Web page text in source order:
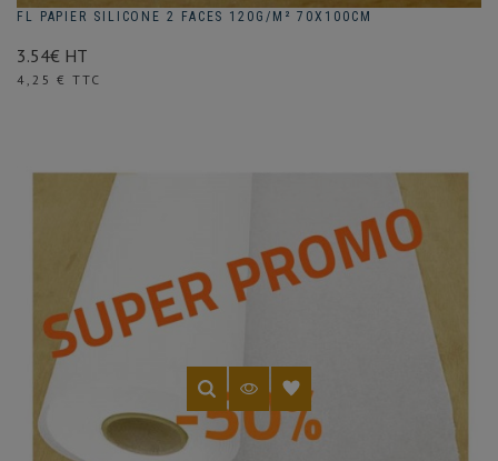
FL PAPIER SILICONE 2 FACES 120G/M² 70X100CM
3.54€ HT
Prix
4,25 € TTC